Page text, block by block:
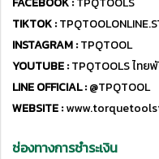
TIKTOK :
INSTAGRAM :TPQTOOL
YOUTUBE :TPQTOOLS ไท
LINE OFFICIAL :@TPQTOOL
WEBSITE :
ช่องทางการชำระเงิน